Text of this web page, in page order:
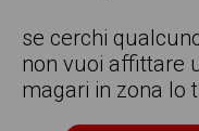
se cerchi
non vuoi affittare
magari in zona lo